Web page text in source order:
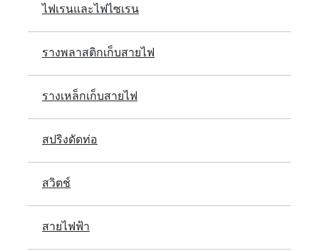
ไฟเรนและไฟไซเรน
รางพลาสติกเก็บสายไฟ
รางเหล็กเก็บสายไฟ
สปริงดัดท่อ
สวิตช์
สายไฟฟ้า